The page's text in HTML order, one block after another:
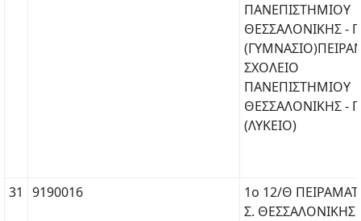
ΠΑΝΕΠΙΣΤΗΜΙΟΥ
ΘΕΣΣΑΛΟΝΙΚΗΣ -
ΣΧΟΛΕΙΟ
ΠΑΝΕΠΙΣΤΗΜΙΟΥ
ΘΕΣΣΑΛΟΝΙΚΗΣ -
(ΛΥΚΕΙΟ)
31 9190016
1ο 12/Θ
Σ. ΘΕΣΣΑΛΟΝΙΚΗΣ